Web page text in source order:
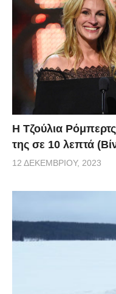
Η Τζούλια
της σε 10 λεπτά
12 ΔΕΚΕΜΒΡΊΟΥ, 2023